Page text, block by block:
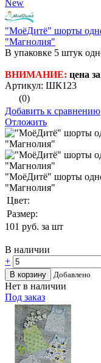
New
"МоёДитё" шорты
"Магнолия"
В упаковке 5 штук
ВНИМАНИЕ: цена
Артикул: ШК123
(0)
Добавить к сравнению
Отложить
"МоёДитё" шорты
"Магнолия"
Цвет:
Размер:
101 руб. за шт
В наличии
+
В корзину Добавлено
Нет в наличии
Под заказ